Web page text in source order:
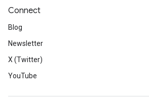
Connect
Blog
Newsletter
X (Twitter)
YouTube